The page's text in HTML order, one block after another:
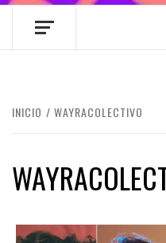
INICIO WAYRACOLECTIVO